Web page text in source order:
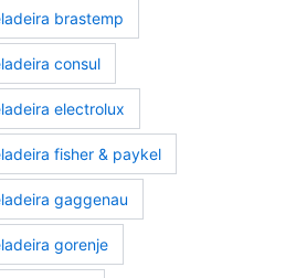
brastemp
consul
electrolux
fisher & paykel
gaggenau
gorenje